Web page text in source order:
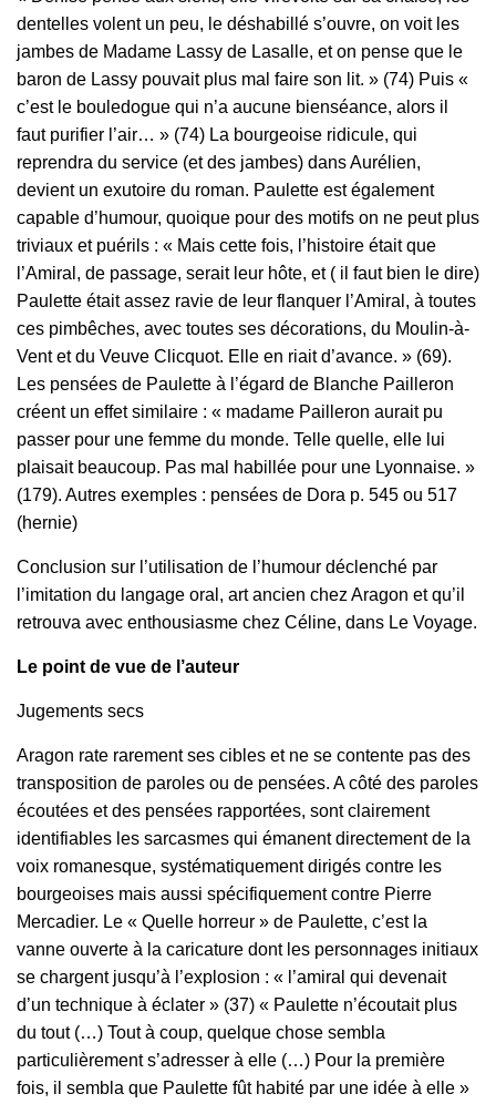
dentelles volent un peu, le déshabillé s’ouvre, on voit les
jambes de Madame Lassy de Lasalle, et on pense que le
baron de Lassy pouvait plus mal faire son lit. » (74) Puis «
c’est le bouledogue qui n’a aucune bienséance, alors il
faut purifier l’air… » (74) La bourgeoise ridicule, qui
reprendra du service (et des jambes) dans Aurélien,
devient un exutoire du roman. Paulette est également
capable d’humour, quoique pour des motifs on ne peut plus
triviaux et puérils : « Mais cette fois, l’histoire était que
l’Amiral, de passage, serait leur hôte, et ( il faut bien le dire)
Paulette était assez ravie de leur flanquer l’Amiral, à toutes
ces pimbêches, avec toutes ses décorations, du Moulin-à-
Vent et du Veuve Clicquot. Elle en riait d’avance. » (69).
Les pensées de Paulette à l’égard de Blanche Pailleron
créent un effet similaire : « madame Pailleron aurait pu
passer pour une femme du monde. Telle quelle, elle lui
plaisait beaucoup. Pas mal habillée pour une Lyonnaise. »
(179). Autres exemples : pensées de Dora p. 545 ou 517
(hernie)
Conclusion sur l’utilisation de l’humour déclenché par
l’imitation du langage oral, art ancien chez Aragon et qu’il
retrouva avec enthousiasme chez Céline, dans Le Voyage.
Le point de vue de l’auteur
Jugements secs
Aragon rate rarement ses cibles et ne se contente pas des
transposition de paroles ou de pensées. A côté des paroles
écoutées et des pensées rapportées, sont clairement
identifiables les sarcasmes qui émanent directement de la
voix romanesque, systématiquement dirigés contre les
bourgeoises mais aussi spécifiquement contre Pierre
Mercadier. Le « Quelle horreur » de Paulette, c’est la
vanne ouverte à la caricature dont les personnages initiaux
se chargent jusqu’à l’explosion : « l’amiral qui devenait
d’un technique à éclater » (37) « Paulette n’écoutait plus
du tout (…) Tout à coup, quelque chose sembla
particulièrement s’adresser à elle (…) Pour la première
fois, il sembla que Paulette fût habité par une idée à elle »